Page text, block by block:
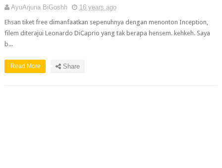
AyuArjuna BiGoshh
16 years ago
Ehsan tiket free dimanfaatkan sepenuhnya dengan menonton Inception,
filem diterajui Leonardo DiCaprio yang tak berapa hensem. kehkeh. Saya
b...
Read More Share